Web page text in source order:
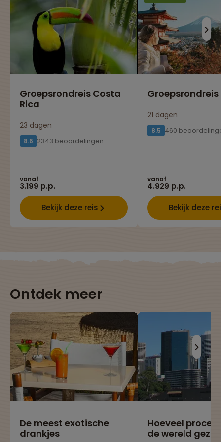
Groepsrondreis Costa
Rica
23 dagen
8.6 2343 beoordelingen
vanaf
3.199 p.p.
Bekijk deze reis
21 dagen
8.5 460
vanaf
4.929 p.p.
Bekijk deze
Ontdek meer
De meest exotische
drankjes
Hoeveel
de wereld